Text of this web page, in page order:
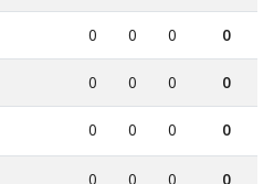
0 0 0 0
0 0 0 0
0 0 0 0
0 0 0 0